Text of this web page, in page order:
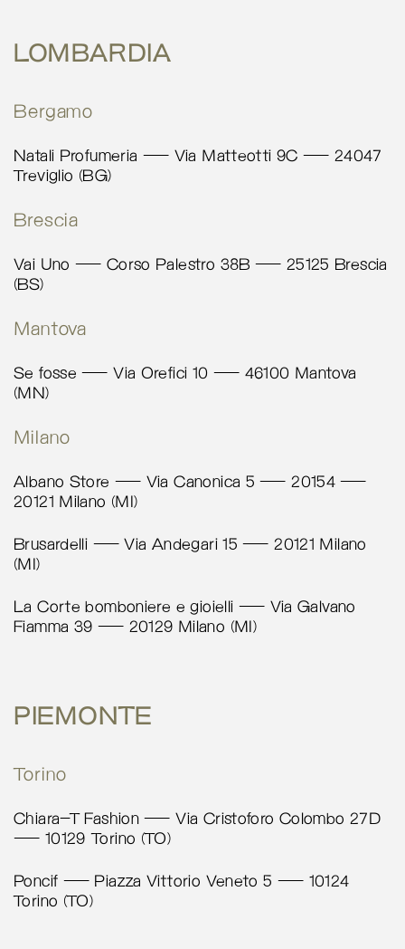
Via Sant’Eufemia 55
Modena 41124
Italy
More info
Calcola percorso
Se Fosse
Via Orefici, 10
Italy
More info
Calcola percorso
Gioielli
Via Galvano Fiamma 39
More info
5136 km
Brusadelli
Milano 20121
Italy
LOMBARDIA
Bergamo
Natali Profumeria – Via Matteotti 9C – 24047
Treviglio (BG)
Brescia
Vai Uno – Corso Palestro 38B – 25125 Brescia
(BS)
Mantova
Se fosse – Via Orefici 10 – 46100 Mantova
(MN)
Milano
Albano Store – Via Canonica 5 – 20154 –
20121 Milano (MI)
Brusardelli – Via Andegari 15 – 20121 Milano
(MI)
La Corte bomboniere e gioielli – Via Galvano
Fiamma 39 – 20129 Milano (MI)
PIEMONTE
Torino
Chiara-T Fashion – Via Cristoforo Colombo 27D
– 10129 Torino (TO)
Poncif – Piazza Vittorio Veneto 5 – 10124
Torino (TO)